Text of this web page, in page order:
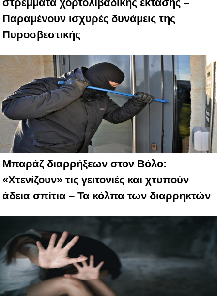
στρέμματα χορτολιβαδικής έκτασης –
Παραμένουν ισχυρές δυνάμεις της
Πυροσβεστικής
Μπαράζ διαρρήξεων στον Βόλο:
«Χτενίζουν» τις γειτονιές και χτυπούν
άδεια σπίτια – Τα κόλπα των διαρρηκτών